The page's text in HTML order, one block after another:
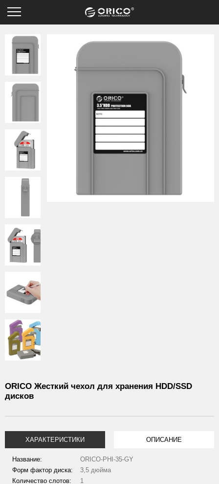
ORICO Жесткий чехол для хранения HDD/SSD
дисков
ХАРАКТЕРИСТИКИ ОПИСАНИЕ
Название:
ORICO-PHI-35-GY
Форм фактор диска:
3,5 дюйма
Количество слотов:
1